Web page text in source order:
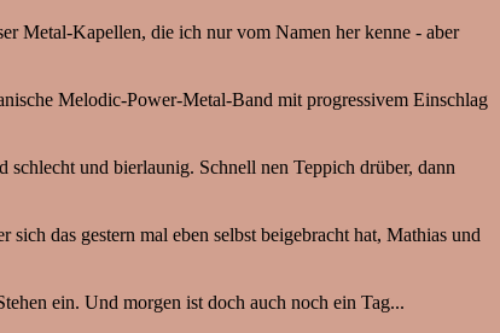
Metal-Kapellen, die ich nur vom Namen her kenne - aber
Melodic-Power-Metal-Band mit progressivem Einschlag
und bierlaunig. Schnell nen Teppich drüber, dann
das gestern mal eben selbst beigebracht hat, Mathias und
ein. Und morgen ist doch auch noch ein Tag...